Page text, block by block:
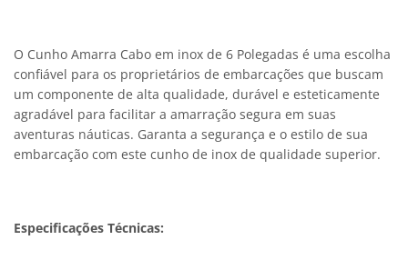
O Cunho Amarra Cabo em inox de 6 Polegadas é uma escolha
confiável para os proprietários de embarcações que buscam
um componente de alta qualidade, durável e esteticamente
agradável para facilitar a amarração segura em suas
aventuras náuticas. Garanta a segurança e o estilo de sua
embarcação com este cunho de inox de qualidade superior.
Especificações Técnicas: